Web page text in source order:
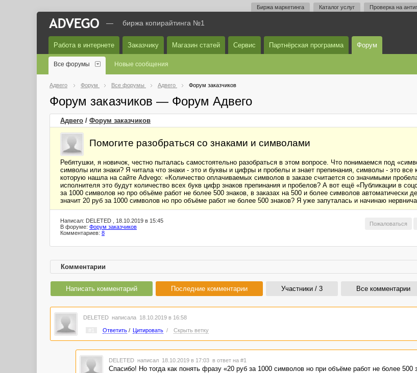
Биржа маркетинга Каталог услуг Проверка на
— биржа копирайтинга №1
Работа в интернете Заказчику Магазин статей Сервис Партнёрская программа Форум
Все форумы Новые сообщения
Адвего Форум Все форумы Адвего Форум заказчиков
Форум заказчиков — Форум Адвего
Адвего / Форум заказчиков
Помогите разобраться со знаками и символами
Ребятушки, я новичок, честно пыталась самостоятельно разобраться в этом вопросе. Что понимаемся под
символы или знаки? Я читала что знаки - это и буквы и цифры и пробелы и знает препинания, символы - это
которую нашла на сайте Advego: «Количество оплачиваемых символов в заказе считается со значимыми
исполнителя это будут количество всех букв цифр знаков препинания и пробелов? А вот ещё «Публикации в
за 1000 символов но про объёме работ не более 500 знаков, в заказах на 500 и более символов автоматически
значит 20 руб за 1000 символов но про объёме работ не более 500 знаков? Я уже запуталась и начинаю
Пожаловаться
Написал: DELETED , 18.10.2019 в 15:45
В форуме: Форум заказчиков
Комментариев: 8
Комментарии
Написать комментарий Последние комментарии Участники / 3 Все комментарии
DELETED написала 18.10.2019 в 16:58
Ответить/ Цитировать / Скрыть ветку
DELETED написал 18.10.2019 в 17:03 в ответ на #1
Спасибо! Но тогда как понять фразу «20 руб за 1000 символов но при объёме работ не более 500